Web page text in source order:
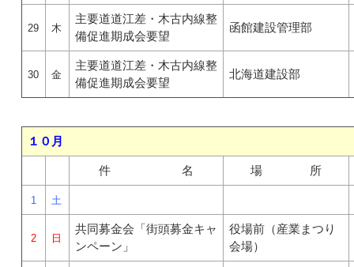
29 木
主要道道江差・木古内線整
備促進期成会要望
函館建設管理部
30 金
主要道道江差・木古内線整
備促進期成会要望
北海道建設部
１０月
件 名 場 所
1 土
2 日
共同募金会「街頭募金キャ
ンペーン」
役場前（産業まつり
会場）